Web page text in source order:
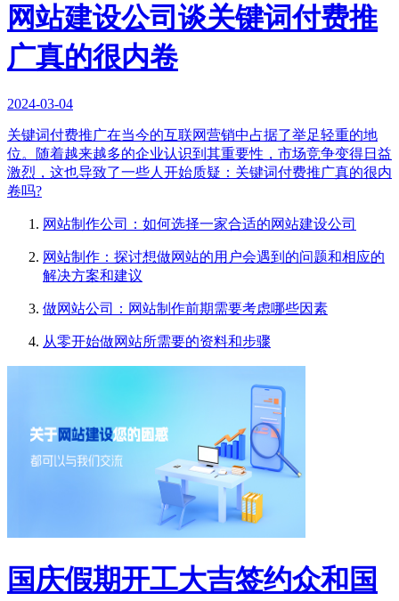
网站建设公司谈关键词付费推
广真的很内卷
2024-03-04
关键词付费推广在当今的互联网营销中占据了举足轻重的地
位。随着越来越多的企业认识到其重要性，市场竞争变得日益
激烈，这也导致了一些人开始质疑：关键词付费推广真的很内
卷吗?
网站制作公司：如何选择一家合适的网站建设公司
网站制作：探讨想做网站的用户会遇到的问题和相应的
解决方案和建议
做网站公司：网站制作前期需要考虑哪些因素
从零开始做网站所需要的资料和步骤
国庆假期开工大吉签约众和国